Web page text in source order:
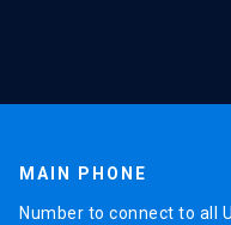
MAIN PHONE
Number to connect to all